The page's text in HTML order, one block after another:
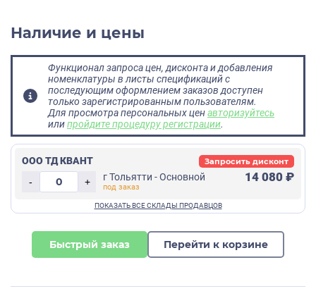
Наличие и цены
Функционал запроса цен, дисконта и добавления
номенклатуры в листы спецификаций с
последующим оформлением заказов доступен
только зарегистрированным пользователям.
Для просмотра персональных ценавторизуйтесь
илипройдите процедуру регистрации.
ООО ТД КВАНТ
-
+ г Тольятти - Основной 14 080 ₽
Запросить дисконт
Быстрый заказ Перейти к корзине